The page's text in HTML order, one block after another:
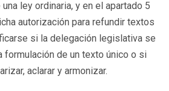
ley ordinaria, y en el apartado 5
autorización para refundir textos
si la delegación legislativa se
formulación de un texto único o si
aclarar y armonizar.